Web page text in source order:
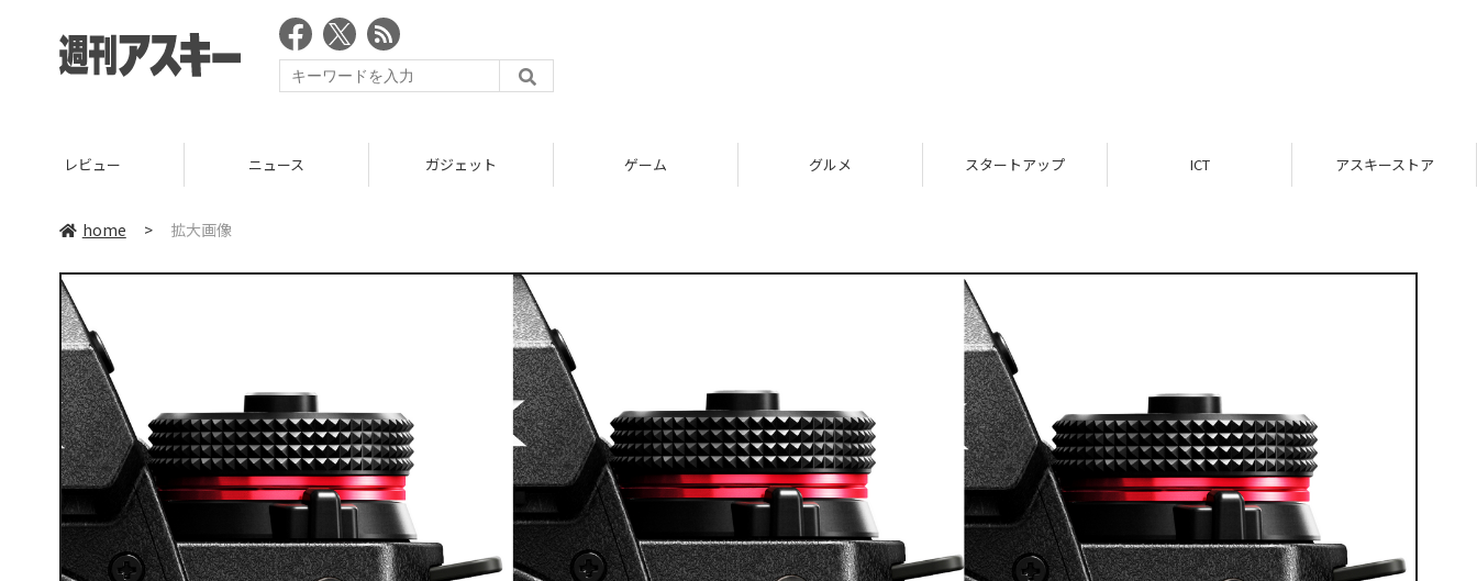
レビュー ニュース ガジェット ゲーム グルメ スタートアップ ICT アスキーストア
home > 拡大画像